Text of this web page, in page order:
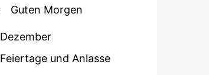
Guten Morgen
Dezember
Feiertage und Anlasse